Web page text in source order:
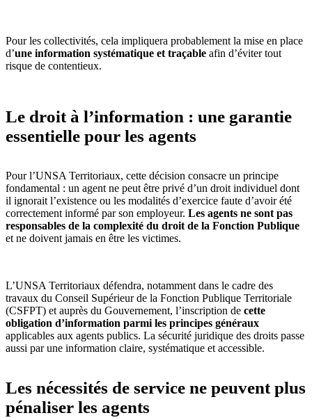
Pour les collectivités, cela impliquera probablement la mise en place
d’une information systématique et traçable afin d’éviter tout
risque de contentieux.
Le droit à l’information : une garantie
essentielle pour les agents
Pour l’UNSA Territoriaux, cette décision consacre un principe
fondamental : un agent ne peut être privé d’un droit individuel dont
il ignorait l’existence ou les modalités d’exercice faute d’avoir été
correctement informé par son employeur. Les agents ne sont pas
responsables de la complexité du droit de la Fonction Publique
et ne doivent jamais en être les victimes.
L’UNSA Territoriaux défendra, notamment dans le cadre des
travaux du Conseil Supérieur de la Fonction Publique Territoriale
(CSFPT) et auprès du Gouvernement, l’inscription de cette
obligation d’information parmi les principes généraux
applicables aux agents publics. La sécurité juridique des droits passe
aussi par une information claire, systématique et accessible.
Les nécessités de service ne peuvent plus
pénaliser les agents